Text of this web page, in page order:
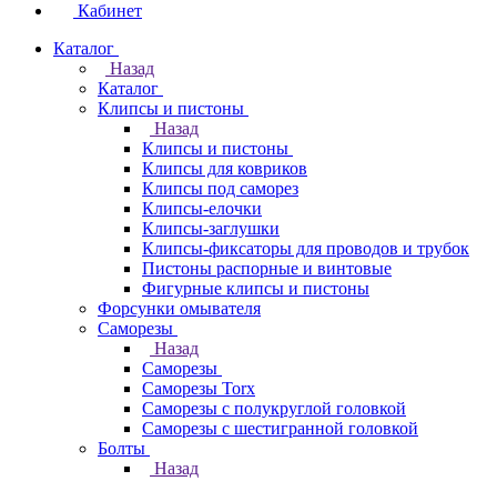
Кабинет
Каталог
Назад
Каталог
Клипсы и пистоны
Назад
Клипсы и пистоны
Клипсы для ковриков
Клипсы под саморез
Клипсы-елочки
Клипсы-заглушки
Клипсы-фиксаторы для проводов и трубок
Пистоны распорные и винтовые
Фигурные клипсы и пистоны
Форсунки омывателя
Саморезы
Назад
Саморезы
Саморезы Torx
Саморезы с полукруглой головкой
Саморезы с шестигранной головкой
Болты
Назад